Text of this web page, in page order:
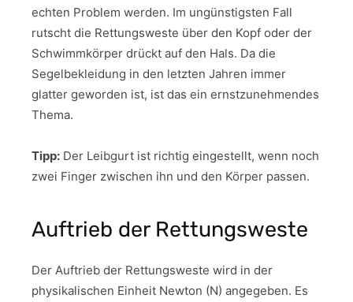
echten Problem werden. Im ungünstigsten Fall
rutscht die Rettungsweste über den Kopf oder der
Schwimmkörper drückt auf den Hals. Da die
Segelbekleidung in den letzten Jahren immer
glatter geworden ist, ist das ein ernstzunehmendes
Thema.
Tipp: Der Leibgurt ist richtig eingestellt, wenn noch
zwei Finger zwischen ihn und den Körper passen.
Auftrieb der Rettungsweste
Der Auftrieb der Rettungsweste wird in der
physikalischen Einheit Newton (N) angegeben. Es